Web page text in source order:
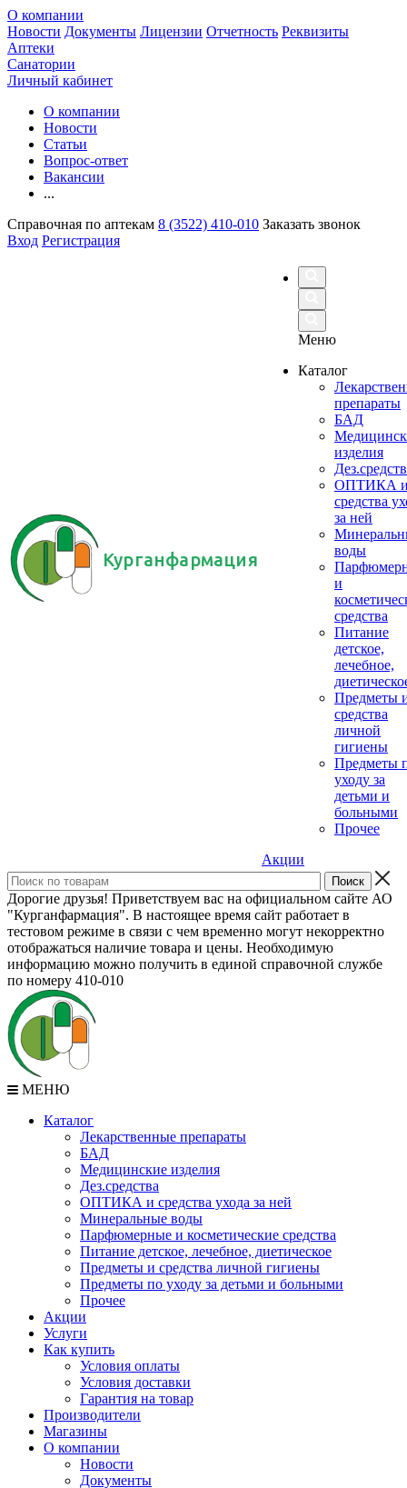
О компании
Новости Документы Лицензии Отчетность Реквизиты
Аптеки
Санатории
Личный кабинет
О компании
Новости
Статьи
Вопрос-ответ
Вакансии
...
Справочная по аптекам 8 (3522) 410-010 Заказать звонок
Вход Регистрация
Курганфармация
Меню
Каталог
препараты
БАД
изделия
ОПТИКА
средства
за ней
воды
и
средства
Питание
детское,
лечебное,
Предметы
средства
личной
гигиены
Предметы
уходу за
детьми и
больными
Прочее
Акции
Дорогие друзья! Приветствуем вас на официальном сайте АО
"Курганфармация". В настоящее время сайт работает в
тестовом режиме в связи с чем временно могут некорректно
отображаться наличие товара и цены. Необходимую
информацию можно получить в единой справочной службе
по номеру 410-010
МЕНЮ
Каталог
Лекарственные препараты
БАД
Медицинские изделия
Дез.средства
ОПТИКА и средства ухода за ней
Минеральные воды
Парфюмерные и косметические средства
Питание детское, лечебное, диетическое
Предметы и средства личной гигиены
Предметы по уходу за детьми и больными
Прочее
Акции
Услуги
Как купить
Условия оплаты
Условия доставки
Гарантия на товар
Производители
Магазины
О компании
Новости
Документы